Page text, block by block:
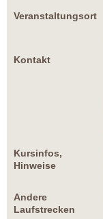
Veranstaltungsort
Kontakt
Kursinfos,
Hinweise
Andere
Laufstrecken